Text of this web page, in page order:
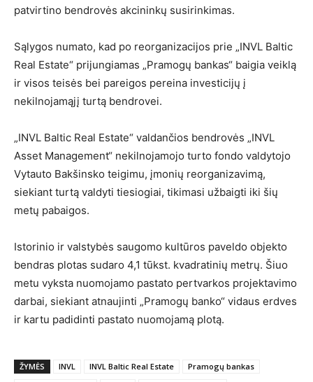
patvirtino bendrovės akcininkų susirinkimas.
Sąlygos numato, kad po reorganizacijos prie „INVL Baltic
Real Estate“ prijungiamas „Pramogų bankas“ baigia veiklą
ir visos teisės bei pareigos pereina investicijų į
nekilnojamąjį turtą bendrovei.
„INVL Baltic Real Estate“ valdančios bendrovės „INVL
Asset Management“ nekilnojamojo turto fondo valdytojo
Vytauto Bakšinsko teigimu, įmonių reorganizavimą,
siekiant turtą valdyti tiesiogiai, tikimasi užbaigti iki šių
metų pabaigos.
Istorinio ir valstybės saugomo kultūros paveldo objekto
bendras plotas sudaro 4,1 tūkst. kvadratinių metrų. Šiuo
metu vyksta nuomojamo pastato pertvarkos projektavimo
darbai, siekiant atnaujinti „Pramogų banko“ vidaus erdves
ir kartu padidinti pastato nuomojamą plotą.
ŽYMĖS INVL INVL Baltic Real Estate
Pramogų bankas